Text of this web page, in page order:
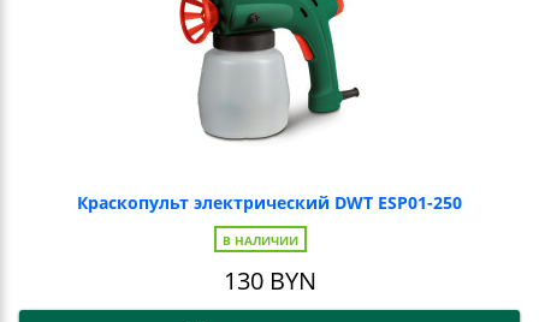
Краскопульт электрический DWT ESP01-250
В НАЛИЧИИ
130BYN